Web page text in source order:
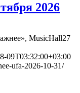
2026
MusicHall27
09T03:32:00+03:00
ufa-2026-10-31/